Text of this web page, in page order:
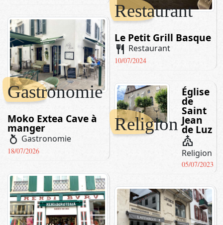
Gastronomie
Moko Extea Cave à
manger
nutrition Gastronomie
18/07/2026
Restaurant
Le Petit Grill Basque
restaurant Restaurant
10/07/2024
Religion
Église
de
Saint
Jean
de Luz
church
Religion
05/07/2023